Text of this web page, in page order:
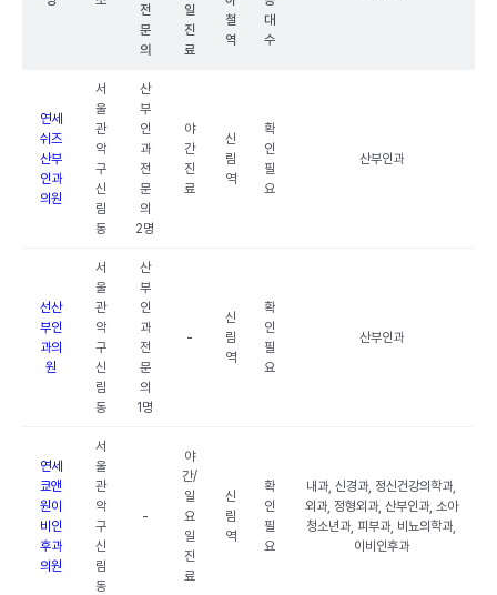
전
문
의
일
진
료
철
역
대
수
연세
쉬즈
산부
인과
의원
서
울
관
악
구
신
림
동
산
부
인
과
전
문
의
2명
야
간
진
료
신
림
역
확
인
필
요
산부인과
선산
부인
과의
원
서
울
관
악
구
신
림
동
산
부
인
과
전
문
의
1명
-
신
림
역
확
인
필
요
산부인과
연세
쿄앤
원이
비인
후과
의원
서
울
관
악
구
신
림
동
-
야
간/
일
요
일
진
료
신
림
역
확
인
필
요
내과, 신경과, 정신건강의학과,
외과, 정형외과, 산부인과, 소아
청소년과, 피부과, 비뇨의학과,
이비인후과